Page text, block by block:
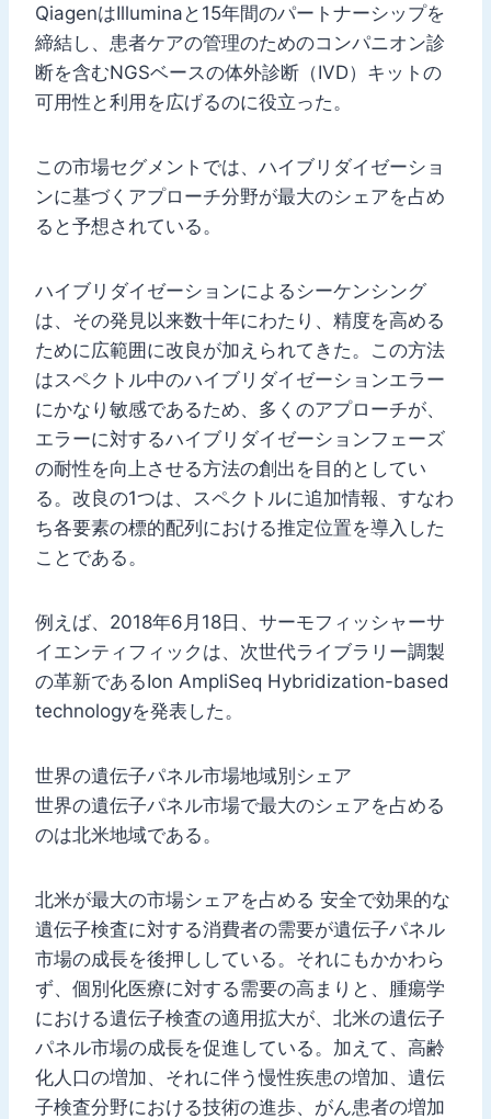
QiagenはIlluminaと15年間のパートナーシップを
締結し、患者ケアの管理のためのコンパニオン診
断を含むNGSベースの体外診断（IVD）キットの
可用性と利用を広げるのに役立った。
この市場セグメントでは、ハイブリダイゼーショ
ンに基づくアプローチ分野が最大のシェアを占め
ると予想されている。
ハイブリダイゼーションによるシーケンシング
は、その発見以来数十年にわたり、精度を高める
ために広範囲に改良が加えられてきた。この方法
はスペクトル中のハイブリダイゼーションエラー
にかなり敏感であるため、多くのアプローチが、
エラーに対するハイブリダイゼーションフェーズ
の耐性を向上させる方法の創出を目的としてい
る。改良の1つは、スペクトルに追加情報、すなわ
ち各要素の標的配列における推定位置を導入した
ことである。
例えば、2018年6月18日、サーモフィッシャーサ
イエンティフィックは、次世代ライブラリー調製
の革新であるIon AmpliSeq Hybridization-based
technologyを発表した。
世界の遺伝子パネル市場地域別シェア
世界の遺伝子パネル市場で最大のシェアを占める
のは北米地域である。
北米が最大の市場シェアを占める 安全で効果的な
遺伝子検査に対する消費者の需要が遺伝子パネル
市場の成長を後押ししている。それにもかかわら
ず、個別化医療に対する需要の高まりと、腫瘍学
における遺伝子検査の適用拡大が、北米の遺伝子
パネル市場の成長を促進している。加えて、高齢
化人口の増加、それに伴う慢性疾患の増加、遺伝
子検査分野における技術の進歩、がん患者の増加